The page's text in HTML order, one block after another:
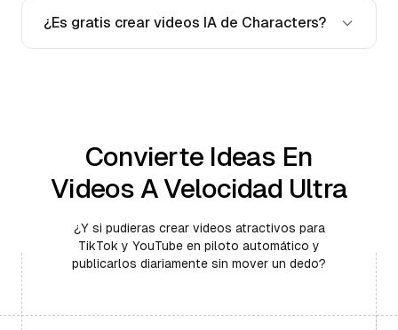
¿Es gratis crear videos IA de Characters?
Convierte Ideas En
Videos A Velocidad Ultra
¿Y si pudieras crear videos atractivos para
TikTok y YouTube en piloto automático y
publicarlos diariamente sin mover un dedo?